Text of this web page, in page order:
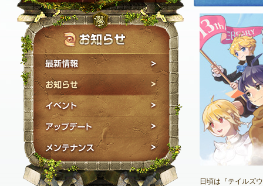
最新情報
お知らせ
イベント
アップデート
メンテナンス
日頃は『テイルズ